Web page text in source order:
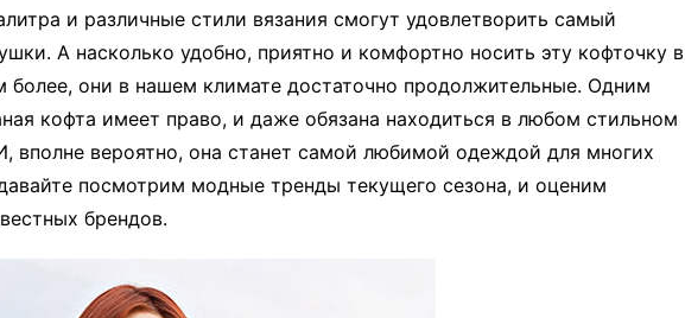
и различные стили вязания смогут удовлетворить самый
А насколько удобно, приятно и комфортно носить эту кофточку в
более, они в нашем климате достаточно продолжительные. Одним
кофта имеет право, и даже обязана находиться в любом стильном
вполне вероятно, она станет самой любимой одеждой для многих
посмотрим модные тренды текущего сезона, и оценим
брендов.